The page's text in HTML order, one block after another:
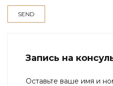
Запись на
Оставьте ваше имя и